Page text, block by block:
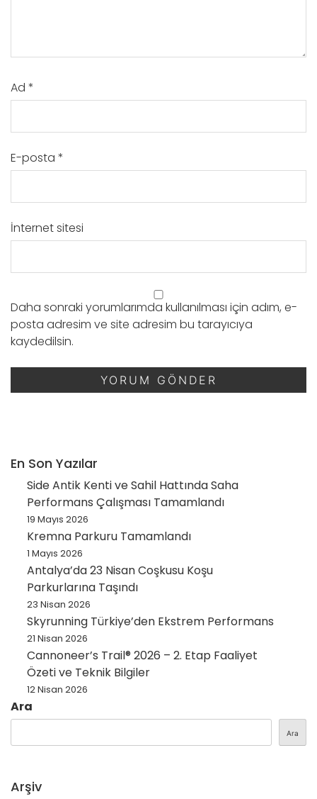
Ad *
E-posta *
İnternet sitesi
Daha sonraki yorumlarımda kullanılması için adım, e-
posta adresim ve site adresim bu tarayıcıya
kaydedilsin.
En Son Yazılar
Side Antik Kenti ve Sahil Hattında Saha
Performans Çalışması Tamamlandı
19 Mayıs 2026
Kremna Parkuru Tamamlandı
1 Mayıs 2026
Antalya’da 23 Nisan Coşkusu Koşu
Parkurlarına Taşındı
23 Nisan 2026
Skyrunning Türkiye’den Ekstrem Performans
21 Nisan 2026
Cannoneer’s Trail® 2026 – 2. Etap Faaliyet
Özeti ve Teknik Bilgiler
12 Nisan 2026
Ara
Ara
Arşiv